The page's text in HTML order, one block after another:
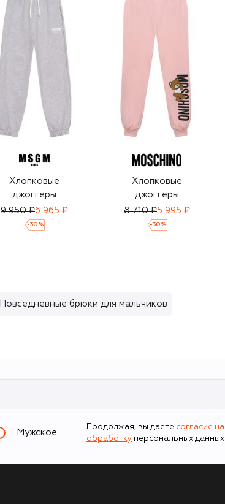
Хлопковые
джоггеры
9 950 ₽6 965 ₽
-30 %
Хлопковые
джоггеры
8 710 ₽5 995 ₽
-30 %
Повседневные брюки для мальчиков
Мужское
Продолжая, вы даете согласие на
обработку персональных данных